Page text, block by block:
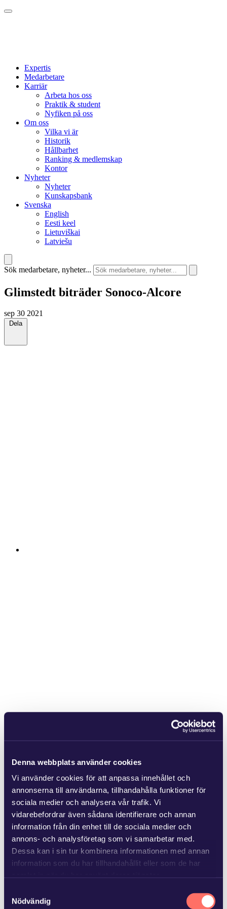
Denna webbplats använder cookies
Vi använder cookies för att anpassa innehållet och
annonserna till användarna, tillhandahålla funktioner för
sociala medier och analysera vår trafik. Vi
vidarebefordrar även sådana identifierare och annan
information från din enhet till de sociala medier och
annons- och analysföretag som vi samarbetar med.
Dessa kan i sin tur kombinera informationen med annan
information som du har tillhandahållit eller som de har
Läs mer ivår sekretesspolicy
om vilka vi är, hur du
Nödvändig
Expertis
Medarbetare
Karriär
Arbeta hos oss
Praktik & student
Nyfiken på oss
Om oss
Vilka vi är
Historik
Hållbarhet
Ranking & medlemskap
Kontor
Nyheter
Nyheter
Kunskapsbank
Svenska
English
Eesti keel
Lietuviškai
Latviešu
Sök medarbetare, nyheter...
Glimstedt biträder Sonoco-Alcore
sep 30 2021
Dela